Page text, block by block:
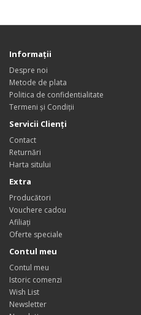
Informaţii
Despre noi
Metode de plata
Politica de confidentialitate
Termeni și Condiții
Servicii Clienţi
Contact
Returnări
Harta sitului
Extra
Producători
Vouchere cadou
Afiliaţi
Oferte speciale
Contul meu
Contul meu
Istoric comenzi
Wish List
Newsletter